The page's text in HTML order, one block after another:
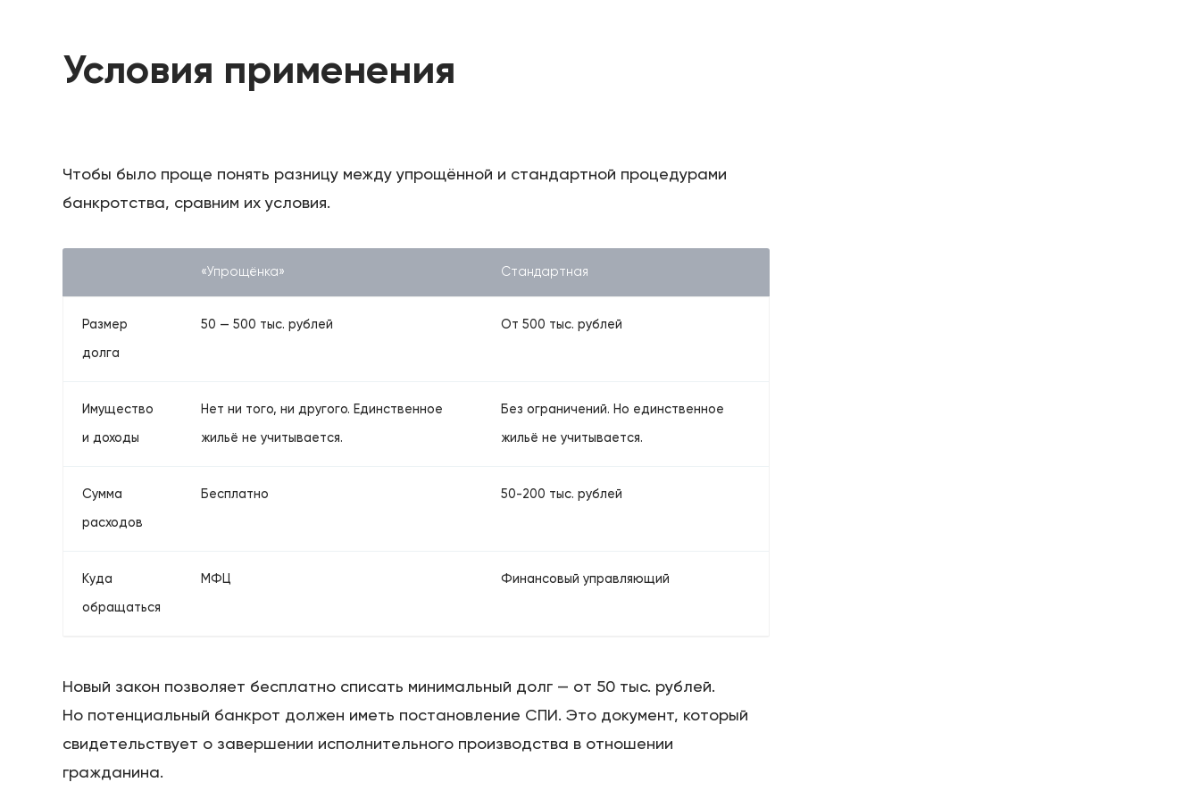
Условия применения
Чтобы было проще понять разницу между упрощённой и стандартной процедурами
банкротства, сравним их условия.
«Упрощёнка» Стандартная
Размер
долга
50 — 500 тыс. рублей От 500 тыс. рублей
Имущество
и доходы
Нет ни того, ни другого. Единственное
жильё не учитывается.
Без ограничений. Но единственное
жильё не учитывается.
Сумма
расходов
Бесплатно 50-200 тыс. рублей
Куда
обращаться
МФЦ Финансовый управляющий
Новый закон позволяет бесплатно списать минимальный долг — от 50 тыс. рублей.
Но потенциальный банкрот должен иметь постановление СПИ. Это документ, который
свидетельствует о завершении исполнительного производства в отношении
гражданина.
Подробно о банкротстве
Контакты